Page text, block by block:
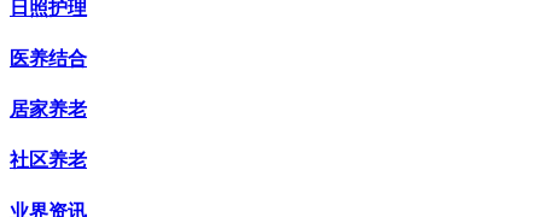
日照护理
医养结合
居家养老
社区养老
业界资讯